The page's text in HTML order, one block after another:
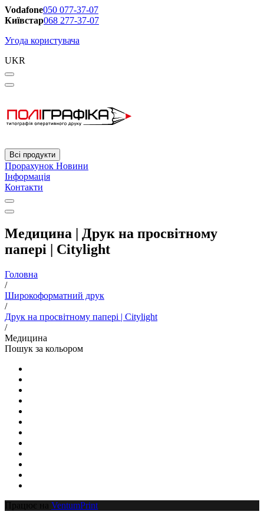
Vodafone050 077-37-07
Київстар068 277-37-07
Угода користувача
UKR
Всі продукти
Прорахунок Новини
Інформація
Контакти
Медицина | Друк на просвітному
папері | Citylight
Головна
/
Широкоформатний друк
/
Друк на просвітному папері | Citylight
/
Медицина
Пошук за кольором
Працює на VentumPrint